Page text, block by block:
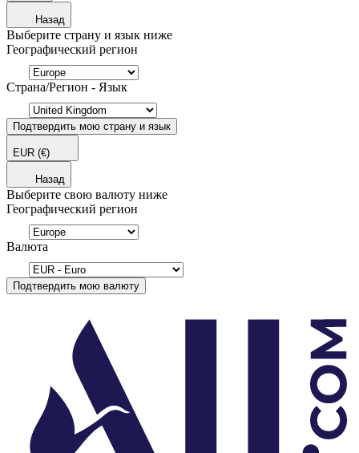
Назад
Выберите страну и язык ниже
Географический регион
Страна/Регион - Язык
Подтвердить мою страну и язык
EUR (€)
Назад
Выберите свою валюту ниже
Географический регион
Валюта
Подтвердить мою валюту